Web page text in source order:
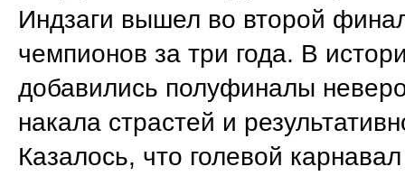
Индзаги вышел во второй
чемпионов за три года. В
добавились полуфиналы
накала страстей и
Казалось, что голевой